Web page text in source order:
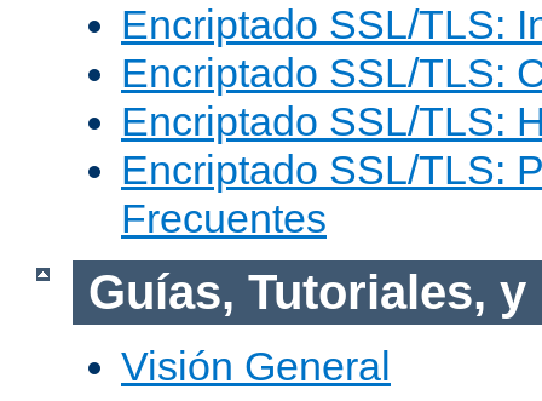
Encriptado SSL/TLS:
Encriptado SSL/TLS:
Encriptado SSL/TLS:
Encriptado SSL/TLS:
Frecuentes
Guías, Tutoriales, y
Visión General